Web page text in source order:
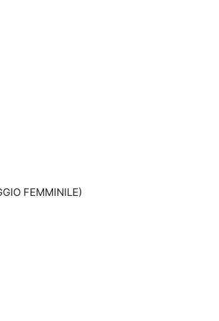
FEMMINILE)